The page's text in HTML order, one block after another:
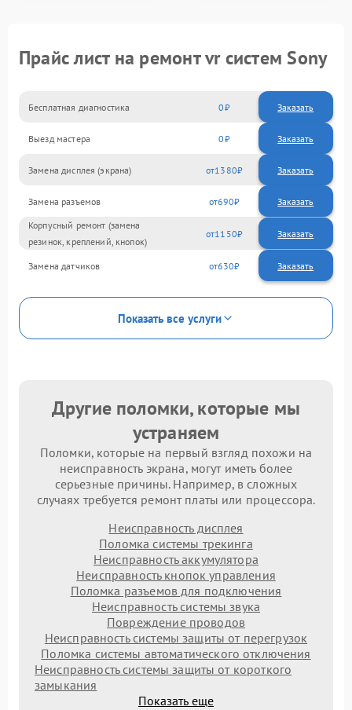
Прайс лист на ремонт vr систем Sony
Бесплатная диагностика 0 Заказать
Выезд мастера 0 Заказать
Замена дисплея (экрана) 1380
Замена разъемов 690
Корпусный ремонт (замена
резинок, креплений, кнопок)
1150
Замена датчиков 630
Показать все услуги
Другие поломки, которые мы
устраняем
Поломки, которые на первый взгляд похожи на
неисправность экрана, могут иметь более
серьезные причины. Например, в сложных
случаях требуется ремонт платы или процессора.
Неисправность дисплея
Поломка системы трекинга
Неисправность аккумулятора
Неисправность кнопок управления
Поломка разъемов для подключения
Неисправность системы звука
Повреждение проводов
Неисправность системы защиты от перегрузок
Поломка системы автоматического отключения
Неисправность системы защиты от короткого
замыкания
Показать еще